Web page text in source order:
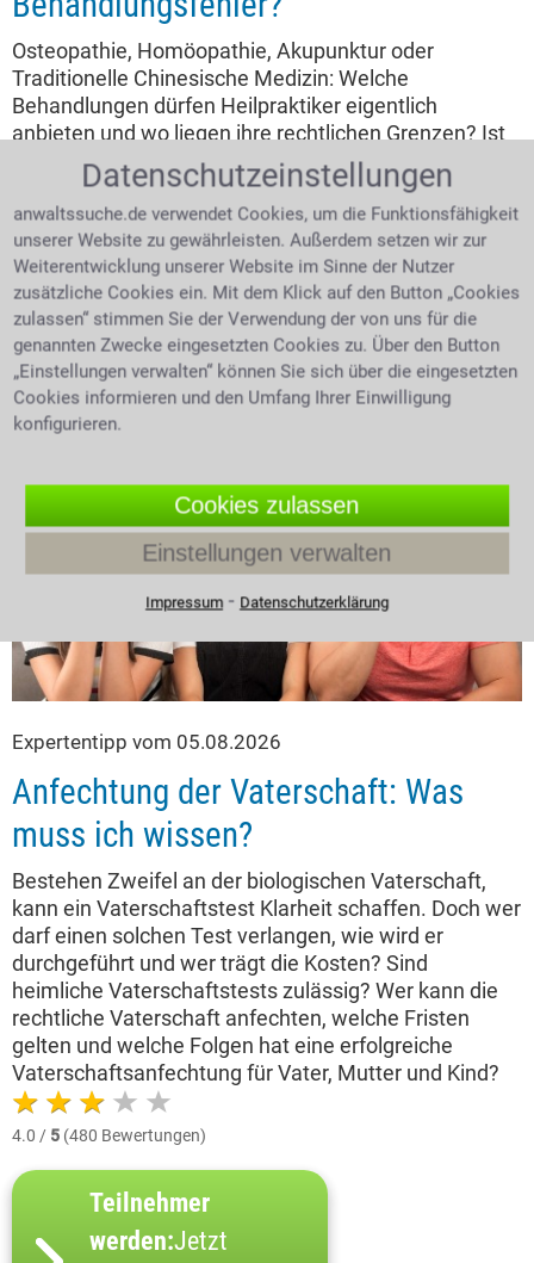
Osteopathie, Homöopathie, Akupunktur oder
Traditionelle Chinesische Medizin: Welche
Behandlungen dürfen Heilpraktiker eigentlich
anbieten und wo liegen ihre rechtlichen Grenzen? Ist
die Berufsbezeichnung geschützt und wann muss ein
Patient an einen Arzt verwiesen werden? Was gilt,
wenn eine falsche Diagnose, eine ungeeignete
Therapie oder mangelnde Aufklärung zu
gesundheitlichen Schäden führt? Und unter welchen
Voraussetzungen können Betroffene Schadensersatz
und Schmerzensgeld verlangen?
4.0 / 5 (693 Bewertungen)
Expertentipp vom 05.08.2026
Anfechtung der Vaterschaft: Was
muss ich wissen?
Bestehen Zweifel an der biologischen Vaterschaft,
kann ein Vaterschaftstest Klarheit schaffen. Doch wer
darf einen solchen Test verlangen, wie wird er
durchgeführt und wer trägt die Kosten? Sind
heimliche Vaterschaftstests zulässig? Wer kann die
rechtliche Vaterschaft anfechten, welche Fristen
gelten und welche Folgen hat eine erfolgreiche
Vaterschaftsanfechtung für Vater, Mutter und Kind?
4.0 / 5 (480 Bewertungen)
Teilnehmer
werden:Jetzt
Datenschutzeinstellungen
anwaltssuche.de verwendet Cookies, um die Funktionsfähigkeit
unserer Website zu gewährleisten. Außerdem setzen wir zur
Weiterentwicklung unserer Website im Sinne der Nutzer
zusätzliche Cookies ein. Mit dem Klick auf den Button „Cookies
zulassen“ stimmen Sie der Verwendung der von uns für die
genannten Zwecke eingesetzten Cookies zu. Über den Button
„Einstellungen verwalten“ können Sie sich über die eingesetzten
Cookies informieren und den Umfang Ihrer Einwilligung
konfigurieren.
Cookies zulassen
Einstellungen verwalten
Impressum⁃ Datenschutzerklärung